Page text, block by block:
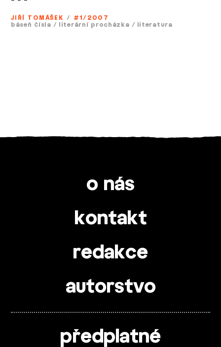
JIŘÍ TOMÁŠEK / #1/2007
báseň čísla / literární procházka / literatura
o nás
kontakt
redakce
autorstvo
předplatné